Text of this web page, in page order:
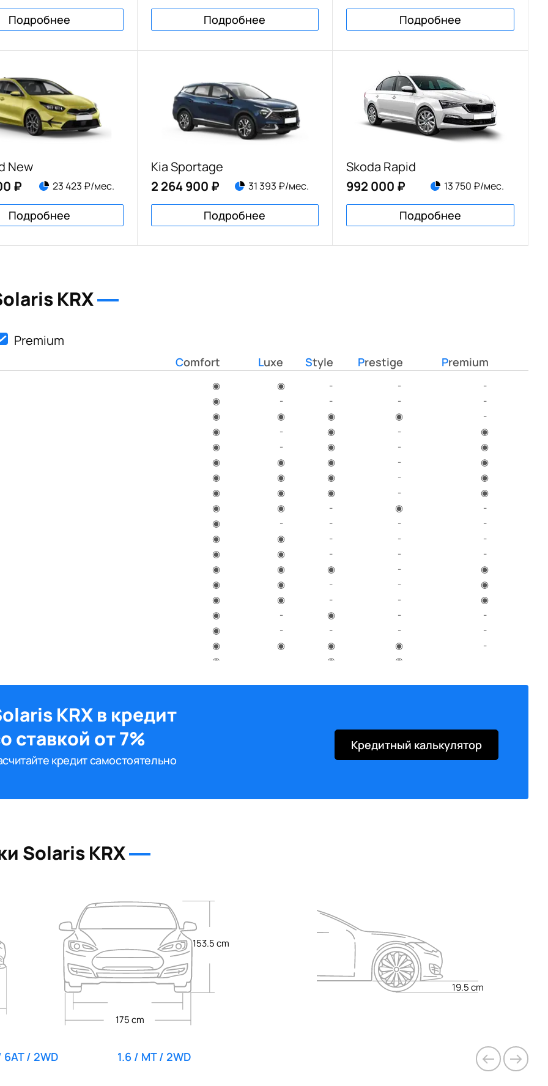
Подробнее Подробнее Подробнее
New
₽
23 423 ₽/мес.
Подробнее
Kia Sportage
2 264 900 ₽
31 393 ₽/мес.
Подробнее
Skoda Rapid
992 000 ₽
13 750 ₽/мес.
Подробнее
KRX
Premium
Comfort Luxe Style Prestige Premium
◉ ◉ - -
-
◉ - - -
-
◉ ◉ ◉ ◉
-
◉ - ◉ -
◉
◉ - ◉ -
◉
◉ ◉ ◉ -
◉
◉ ◉ ◉ -
◉
◉ ◉ ◉ -
◉
◉ ◉ - ◉
-
◉ - - -
-
◉ ◉ - -
-
◉ ◉ - -
-
◉ ◉ ◉ -
◉
◉ ◉ - -
◉
◉ ◉ - -
◉
◉ - ◉ -
-
◉ - - -
-
◉ ◉ ◉ ◉
-
◉ ◉ ◉
◉
- ◉ - ◉
◉
-
-
◉ ◉
◉
-
- -
- ◉
-
-
◉
KRX в кредит
ставкой от 7%
кредит самостоятельно
Кредитный калькулятор
Solaris KRX
175 cm
153.5 cm
19.5 cm
6AT / 2WD 1.6 / MT / 2WD